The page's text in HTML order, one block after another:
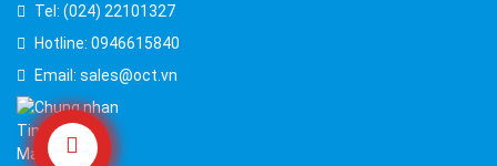
Tel: (024) 22101327
Hotline: 0946615840
Email: sales@oct.vn